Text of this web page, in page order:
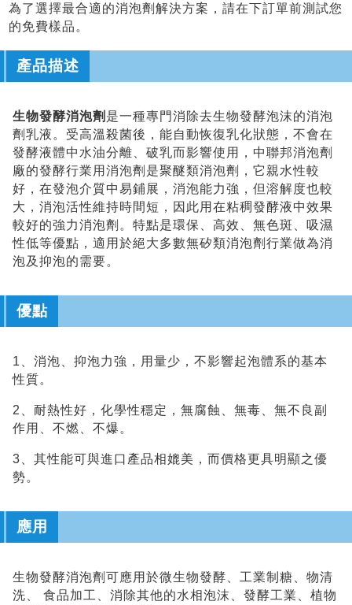
為了選擇最合適的消泡劑解決方案，請在下訂單前測試您
的免費樣品。
產品描述
生物發酵消泡劑 是一種專門消除去生物發酵泡沫的消泡
劑乳液。受高溫殺菌後，能自動恢復乳化狀態，不會在
發酵液體中水油分離、破乳而影響使用，中聯邦消泡劑
廠的發酵行業用消泡劑是聚醚類消泡劑，它親水性較
好，在發泡介質中易鋪展，消泡能力強，但溶解度也較
大，消泡活性維持時間短，因此用在粘稠發酵液中效果
較好的強力消泡劑。特點是環保、高效、無色斑、吸濕
性低等優點，適用於絕大多數無矽類消泡劑行業做為消
泡及抑泡的需要。
優點
1、消泡、抑泡力強，用量少，不影響起泡體系的基本
性質。
2、耐熱性好，化學性穩定，無腐蝕、無毒、無不良副
作用、不燃、不爆。
3、其性能可與進口產品相媲美，而價格更具明顯之優
勢。
應用
生物發酵消泡劑可應用於微生物發酵、工業制糖、物清
洗、
食品加工、消除其他的水相泡沫、發酵工業、植物